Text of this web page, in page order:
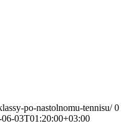
po-nastolnomu-tennisu/ 0
06-03T01:20:00+03:00